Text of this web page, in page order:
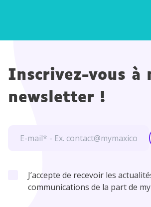
Inscrivez-vous à
newsletter !
J’accepte de recevoir les
communications de la part de